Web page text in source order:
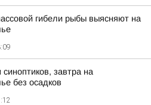
гибели рыбы выясняют на
завтра на
без осадков